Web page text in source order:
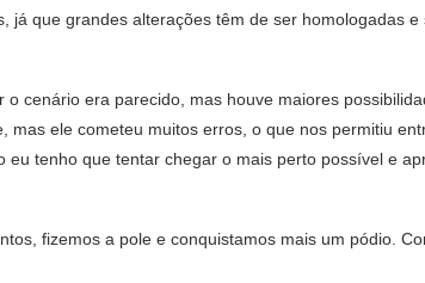
já que grandes alterações têm de ser homologadas
cenário era parecido, mas houve maiores
mas ele cometeu muitos erros, o que nos permitiu
tenho que tentar chegar o mais perto possível e
fizemos a pole e conquistamos mais um pódio.